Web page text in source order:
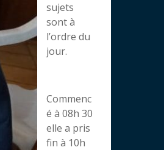
sujets
sont à
l’ordre du
jour.
Commenc
é à 08h 30
elle a pris
fin à 10h